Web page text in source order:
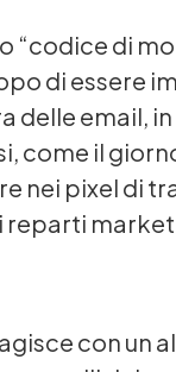
“codice di
di essere
delle email,
come il
nei pixel di
con un